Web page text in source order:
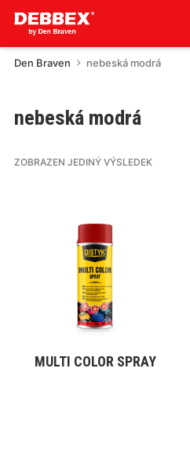
Den Braven nebeská modrá
nebeská modrá
ZOBRAZEN JEDINÝ VÝSLEDEK
VYBRAT VARIANTU
MULTI COLOR SPRAY